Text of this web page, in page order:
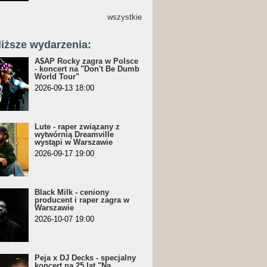
wszystkie
wydarzenia:
A$AP Rocky zagra w Polsce
- koncert na "Don't Be Dumb
World Tour"
2026-09-13 18:00
Lute - raper związany z
wytwórnią Dreamville
wystąpi w Warszawie
2026-09-17 19:00
Black Milk - ceniony
producent i raper zagra w
Warszawie
2026-10-07 19:00
Peja x DJ Decks - specjalny